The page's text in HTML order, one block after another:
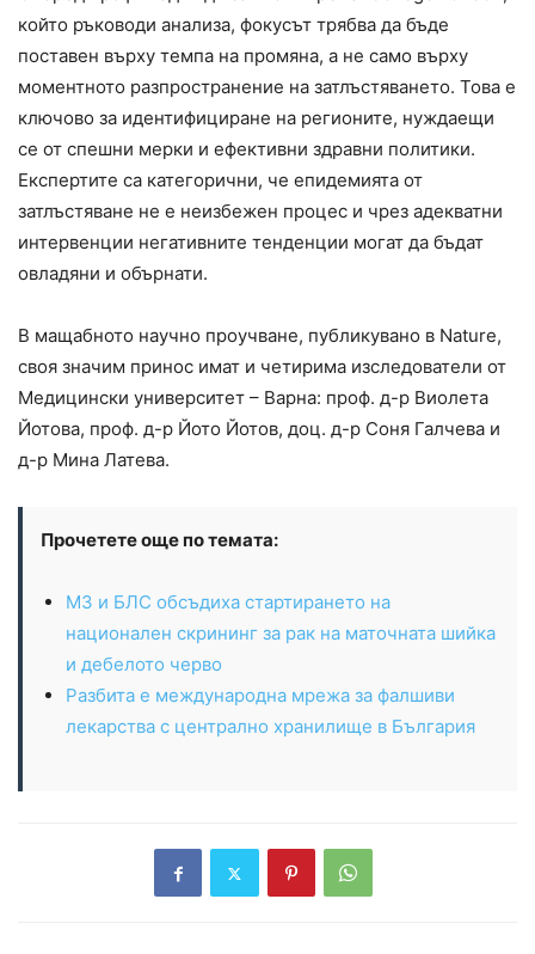
който ръководи анализа, фокусът трябва да бъде
поставен върху темпа на промяна, а не само върху
моментното разпространение на затлъстяването. Това е
ключово за идентифициране на регионите, нуждаещи
се от спешни мерки и ефективни здравни политики.
Експертите са категорични, че епидемията от
затлъстяване не е неизбежен процес и чрез адекватни
интервенции негативните тенденции могат да бъдат
овладяни и обърнати.
В мащабното научно проучване, публикувано в Nature,
своя значим принос имат и четирима изследователи от
Медицински университет – Варна: проф. д-р Виолета
Йотова, проф. д-р Йото Йотов, доц. д-р Соня Галчева и
д-р Мина Латева.
Прочетете още по темата:
МЗ и БЛС обсъдиха стартирането на
национален скрининг за рак на маточната шийка
и дебелото черво
Разбита е международна мрежа за фалшиви
лекарства с централно хранилище в България